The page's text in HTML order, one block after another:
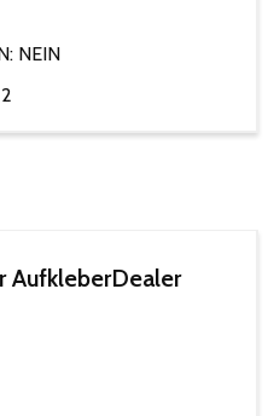
NEIN
AufkleberDealer